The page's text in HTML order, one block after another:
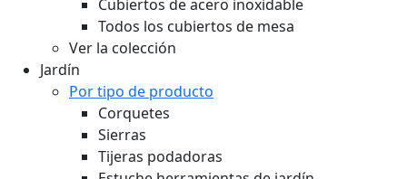
Cubiertos de acero inoxidable
Todos los cubiertos de mesa
Ver la colección
Jardín
Por tipo de producto
Corquetes
Sierras
Tijeras podadoras